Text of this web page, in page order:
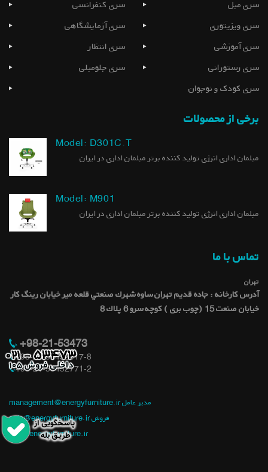
سری کنفرانسی
سری مبل
سری آزمایشگاهی
سری ویزیتوری
سری انتظار
سری آموزشی
سری جلومبلی
سری رستورانی
سری کودک و نوجوان
برخی از محصولات
Model: D301C.T
مبلمان اداری انرژی تولید کننده برتر مبلمان اداری در ایران
Model: M901
مبلمان اداری انرژی تولید کننده برتر مبلمان اداری در ایران
تماس با ما
تهران
آدرس کارخانه : جاده قديم تهران ساوه شهرك صنعتي قلعه میر خيابان رينگ كار
خيابان صنعت 15 (چوب بری ) کوچه سرو 6 پلاك 8
+98-21-53473
+98-21-56452017-8
+98-21-56452771-2
management@energyfurniture.ir مدیر عامل
sale@energyfurniture.ir فروش
info@energyfurniture.ir